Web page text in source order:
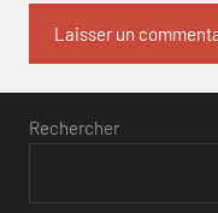
Rechercher